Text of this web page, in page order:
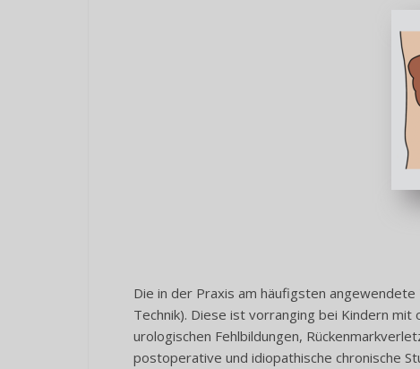
Die in der Praxis am häufigsten
Technik). Diese ist vorranging bei Kindern mit
urologischen Fehlbildungen,
postoperative und idiopathische chronische